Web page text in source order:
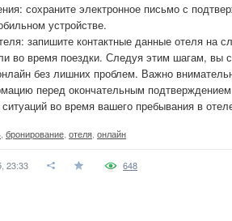
сохраните электронное письмо с
устройстве.
запишите контактные данные отеля на
во время поездки. Следуя этим шагам, вы
без лишних проблем. Важно
перед окончательным
во время вашего пребывания в
бронирование отеля онлайн
23:33 648